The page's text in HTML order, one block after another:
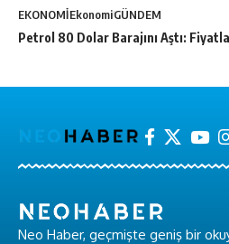
EKONOMİEkonomiGÜNDEM
Petrol 80 Dolar Barajını Aştı:
Neo Haber, geçmişte geniş bir